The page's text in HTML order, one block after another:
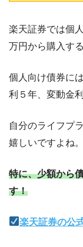
楽天証券では個
万円から購入す
個人向け債券に
利５年、変動金
自分のライフプ
嬉しいですよね。
特に、少額から
す！
楽天証券の公